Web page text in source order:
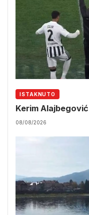
ISTAKNUTO
Kerim
08/08/2026